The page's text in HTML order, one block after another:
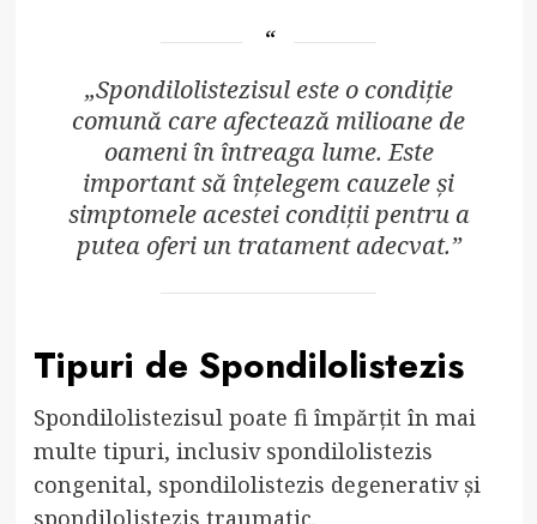
„Spondilolistezisul este o condiție
comună care afectează milioane de
oameni în întreaga lume. Este
important să înțelegem cauzele și
simptomele acestei condiții pentru a
putea oferi un tratament adecvat.”
Tipuri de Spondilolistezis
Spondilolistezisul poate fi împărțit în mai
multe tipuri, inclusiv spondilolistezis
congenital, spondilolistezis degenerativ și
spondilolistezis traumatic.